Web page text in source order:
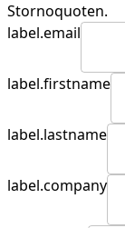
Stornoquoten.
label.email
label.firstname
label.lastname
label.company